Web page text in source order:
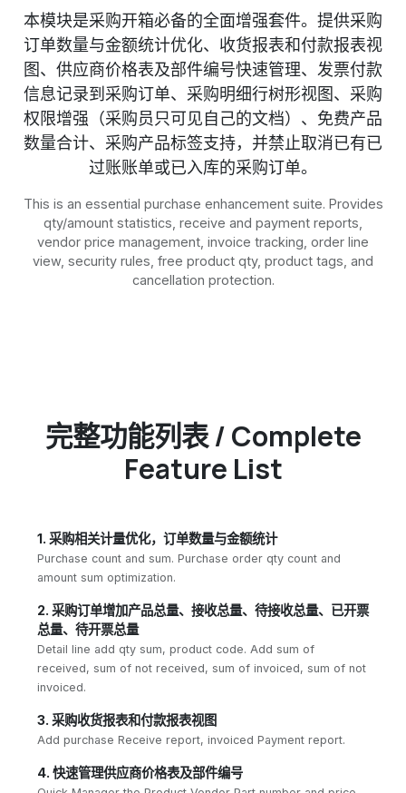
本模块是采购开箱必备的全面增强套件。提供采购
订单数量与金额统计优化、收货报表和付款报表视
图、供应商价格表及部件编号快速管理、发票付款
信息记录到采购订单、采购明细行树形视图、采购
权限增强（采购员只可见自己的文档）、免费产品
数量合计、采购产品标签支持，并禁止取消已有已
过账账单或已入库的采购订单。
This is an essential purchase enhancement suite. Provides
qty/amount statistics, receive and payment reports,
vendor price management, invoice tracking, order line
view, security rules, free product qty, product tags, and
cancellation protection.
完整功能列表 / Complete
Feature List
1. 采购相关计量优化，订单数量与金额统计
Purchase count and sum. Purchase order qty count and
amount sum optimization.
2. 采购订单增加产品总量、接收总量、待接收总量、已开票
总量、待开票总量
Detail line add qty sum, product code. Add sum of
received, sum of not received, sum of invoiced, sum of not
invoiced.
3. 采购收货报表和付款报表视图
Add purchase Receive report, invoiced Payment report.
4. 快速管理供应商价格表及部件编号